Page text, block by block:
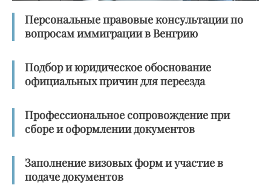
Персональные правовые консультации по
вопросам иммиграции в Венгрию
Подбор и юридическое обоснование
официальных причин для переезда
Профессиональное сопровождение при
сборе и оформлении документов
Заполнение визовых форм и участие в
подаче документов